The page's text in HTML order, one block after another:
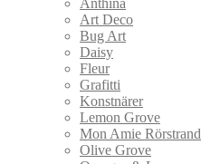
Anthina
Art Deco
Bug Art
Daisy
Fleur
Grafitti
Konstnärer
Lemon Grove
Mon Amie Rörstrand
Olive Grove